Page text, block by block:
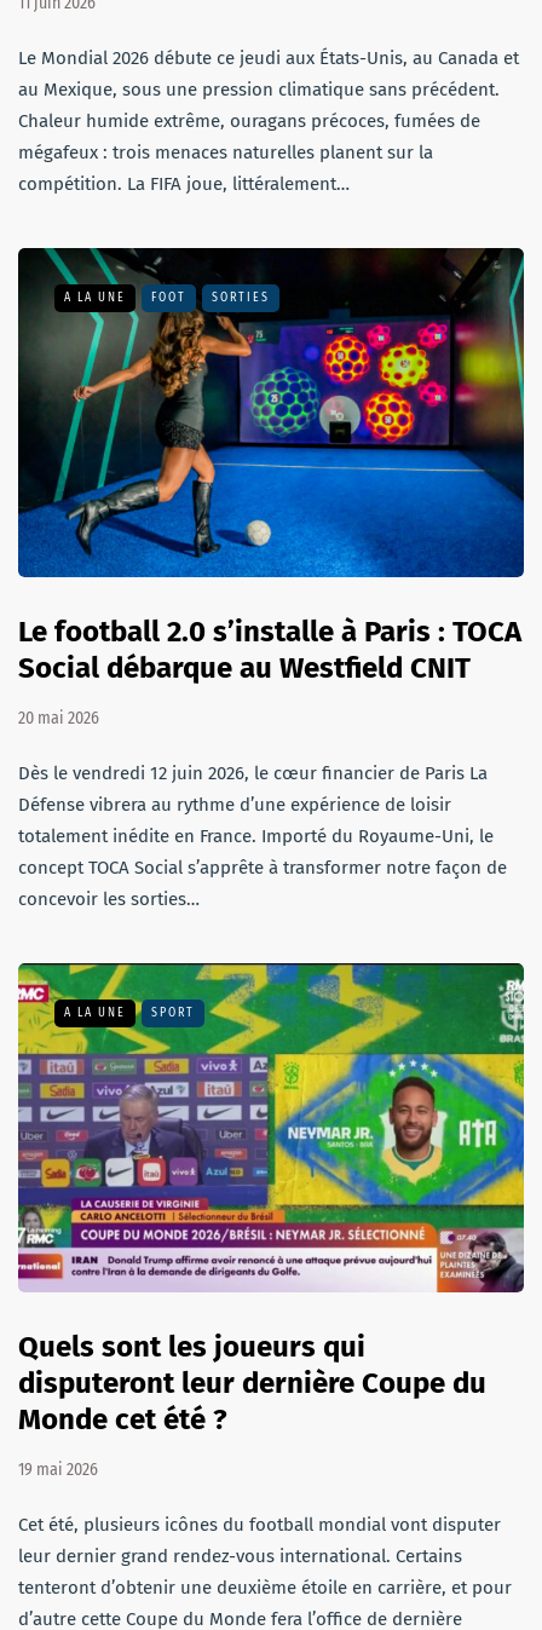
Le Mondial 2026 débute ce jeudi aux États-Unis, au Canada et
au Mexique, sous une pression climatique sans précédent.
Chaleur humide extrême, ouragans précoces, fumées de
mégafeux : trois menaces naturelles planent sur la
compétition. La FIFA joue, littéralement…
A LA UNE FOOT SORTIES
Le football 2.0 s’installe à Paris : TOCA
Social débarque au Westfield CNIT
20 mai 2026
Dès le vendredi 12 juin 2026, le cœur financier de Paris La
Défense vibrera au rythme d’une expérience de loisir
totalement inédite en France. Importé du Royaume-Uni, le
concept TOCA Social s’apprête à transformer notre façon de
concevoir les sorties…
A LA UNE SPORT
Quels sont les joueurs qui
disputeront leur dernière Coupe du
Monde cet été ?
19 mai 2026
Cet été, plusieurs icônes du football mondial vont disputer
leur dernier grand rendez-vous international. Certains
tenteront d’obtenir une deuxième étoile en carrière, et pour
d’autre cette Coupe du Monde fera l’office de dernière